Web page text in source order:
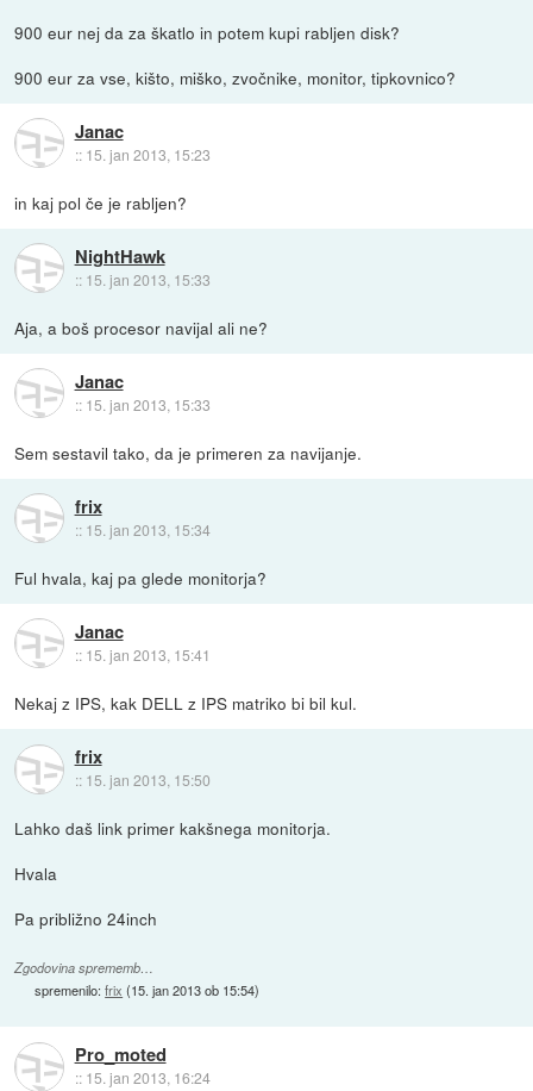
900 eur nej da za škatlo in potem kupi rabljen disk?
900 eur za vse, kišto, miško, zvočnike, monitor, tipkovnico?
Janac
:: 15. jan 2013, 15:23
in kaj pol če je rabljen?
NightHawk
:: 15. jan 2013, 15:33
Aja, a boš procesor navijal ali ne?
Janac
:: 15. jan 2013, 15:33
Sem sestavil tako, da je primeren za navijanje.
frix
:: 15. jan 2013, 15:34
Ful hvala, kaj pa glede monitorja?
Janac
:: 15. jan 2013, 15:41
Nekaj z IPS, kak DELL z IPS matriko bi bil kul.
frix
:: 15. jan 2013, 15:50
Lahko daš link primer kakšnega monitorja.
Hvala
Pa približno 24inch
Zgodovina sprememb…
spremenilo:frix (15. jan 2013 ob 15:54)
Pro_moted
:: 15. jan 2013, 16:24